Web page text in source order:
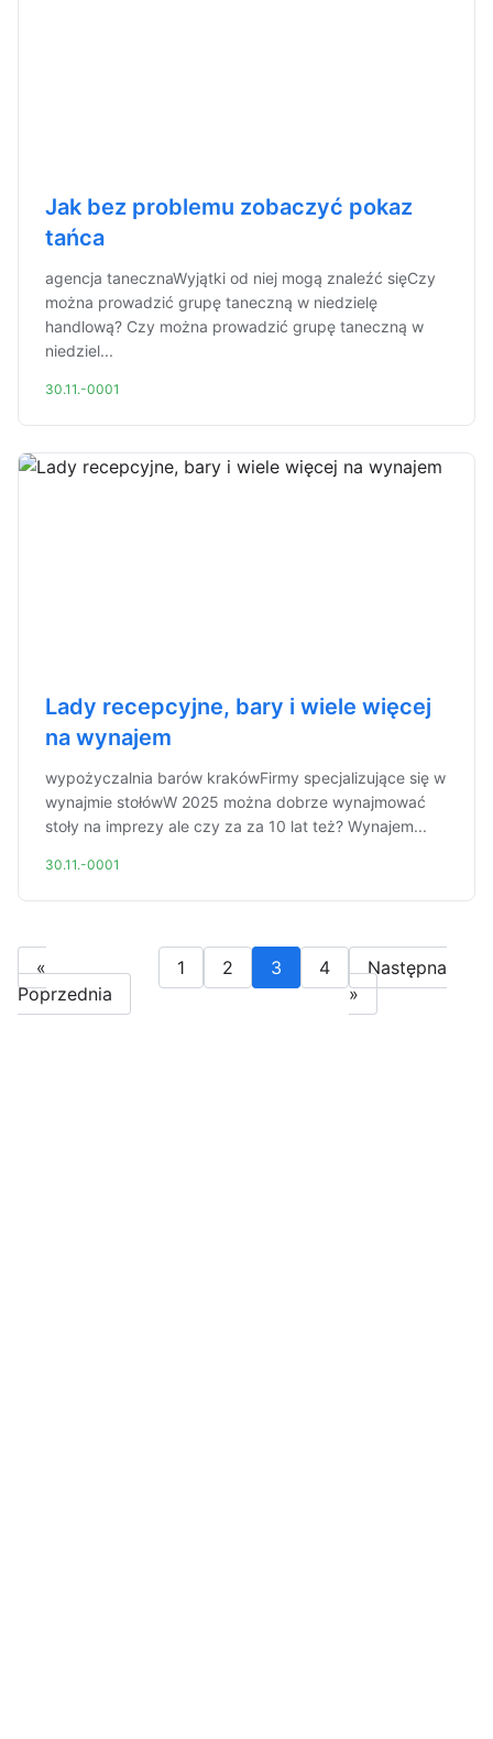
Jak bez problemu zobaczyć pokaz
tańca
agencja tanecznaWyjątki od niej mogą znaleźć sięCzy
można prowadzić grupę taneczną w niedzielę
handlową? Czy można prowadzić grupę taneczną w
niedziel...
30.11.-0001
Lady recepcyjne, bary i wiele więcej
na wynajem
wypożyczalnia barów krakówFirmy specjalizujące się w
wynajmie stołówW 2025 można dobrze wynajmować
stoły na imprezy ale czy za za 10 lat też? Wynajem...
30.11.-0001
«
Poprzednia
1 2 3 4
Następna
»